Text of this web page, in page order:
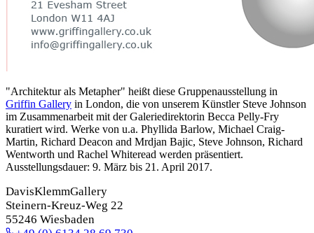
"Architektur als Metapher" heißt diese Gruppenausstellung in
Griffin Gallery in London, die von unserem Künstler Steve Johnson
im Zusammenarbeit mit der Galeriedirektorin Becca Pelly-Fry
kuratiert wird. Werke von u.a. Phyllida Barlow, Michael Craig-
Martin, Richard Deacon and Mrdjan Bajic, Steve Johnson, Richard
Wentworth und Rachel Whiteread werden präsentiert.
Ausstellungsdauer: 9. März bis 21. April 2017.
DavisKlemmGallery
Steinern-Kreuz-Weg 22
55246 Wiesbaden